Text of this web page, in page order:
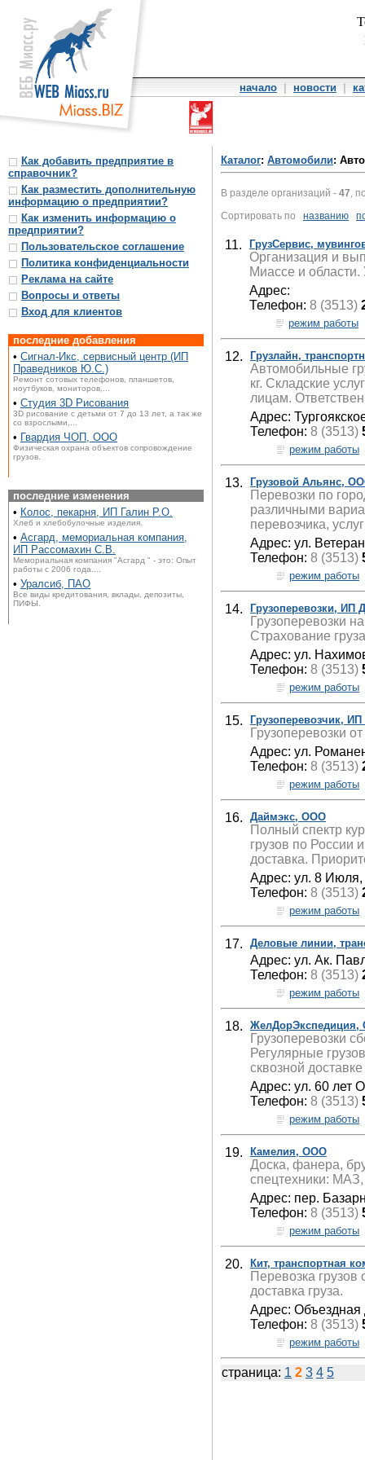
начало новости
Как добавить предприятие в
справочник?
Как разместить дополнительную
информацию о предприятии?
Как изменить информацию о
предприятии?
Пользовательское соглашение
Политика конфиденциальности
Реклама на сайте
Вопросы и ответы
Вход для клиентов
последние добавления
• Сигнал-Икс, сервисный центр (ИП
Праведников Ю.С.)
Ремонт сотовых телефонов, планшетов,
ноутбуков, мониторов,...
• Студия 3D Рисования
3D рисование с детьми от 7 до 13 лет, а так же
со взрослыми,...
• Гвардия ЧОП, ООО
Физическая охрана объектов сопровождение
грузов.
последние изменения
• Колос, пекарня, ИП Галин Р.О.
Хлеб и хлебобулочные изделия.
• Асгард, мемориальная компания,
ИП Рассомахин С.В.
Мемориальная компания "Асгард " - это: Опыт
работы с 2006 года....
• Уралсиб, ПАО
Все виды кредитования, вклады, депозиты,
ПИФЫ.
Каталог: Автомобили:
В разделе организаций - 47 ,
Сортировать по названию
11. ГрузСервис,
Организация и
Миассе и области.
Адрес:
Телефон: 8 (3513)
режим работы
12. Грузлайн,
Автомобильные
кг. Складские
лицам.
Адрес:
Телефон: 8 (3513)
режим работы
13. Грузовой Альянс,
Перевозки по
различными
перевозчика,
Адрес: ул.
Телефон: 8 (3513)
режим работы
14. Грузоперевозки, ИП
Грузоперевозки
Страхование
Адрес: ул.
Телефон: 8 (3513)
режим работы
15. Грузоперевозчик,
Грузоперевозки
Адрес: ул.
Телефон: 8 (3513)
режим работы
16. Даймэкс, ООО
Полный спектр
грузов по России
доставка.
Адрес: ул. 8
Телефон: 8 (3513)
режим работы
17. Деловые линии,
Адрес: ул. Ак.
Телефон: 8 (3513)
режим работы
18. ЖелДорЭкспедиция,
Грузоперевозки
Регулярные
сквозной
Адрес: ул. 60 лет
Телефон: 8 (3513)
режим работы
19. Камелия, ООО
Доска, фанера,
спецтехники:
Адрес: пер.
Телефон: 8 (3513)
режим работы
20. Кит, транспортная
Перевозка
доставка груза.
Адрес: Объездная
Телефон: 8 (3513)
режим работы
страница: 1 2 3 4 5